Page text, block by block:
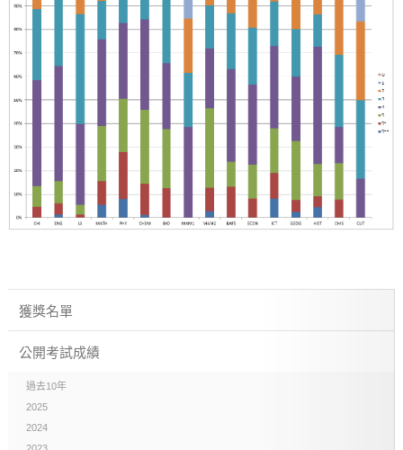
獲獎名單
公開考試成績
過去10年
2025
2024